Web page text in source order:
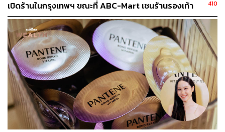
เปิดร้านในกรุงเทพฯ ขณะที่ ABC-Mart เชนร้านรองเท้า
รายใหญ่ก็เริ่มมองตลาดนี้แล้ว
410